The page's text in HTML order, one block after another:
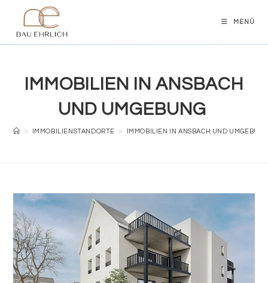
springen
MENÜ
IMMOBILIEN IN ANSBACH
UND UMGEBUNG
> IMMOBILIENSTANDORTE > IMMOBILIEN IN ANSBACH UND